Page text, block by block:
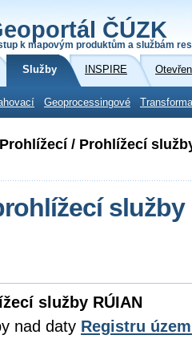
ČÚZK
k mapovým produktům a službám
Služby INSPIRE
Geoprocessingové
/ Prohlížecí
služby
služby RÚIAN
nad daty Registru